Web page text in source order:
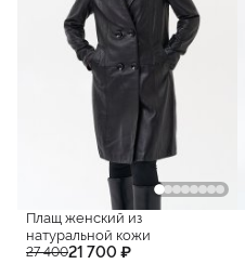
Плащ женский из
натуральной кожи
27 40021 700 ₽